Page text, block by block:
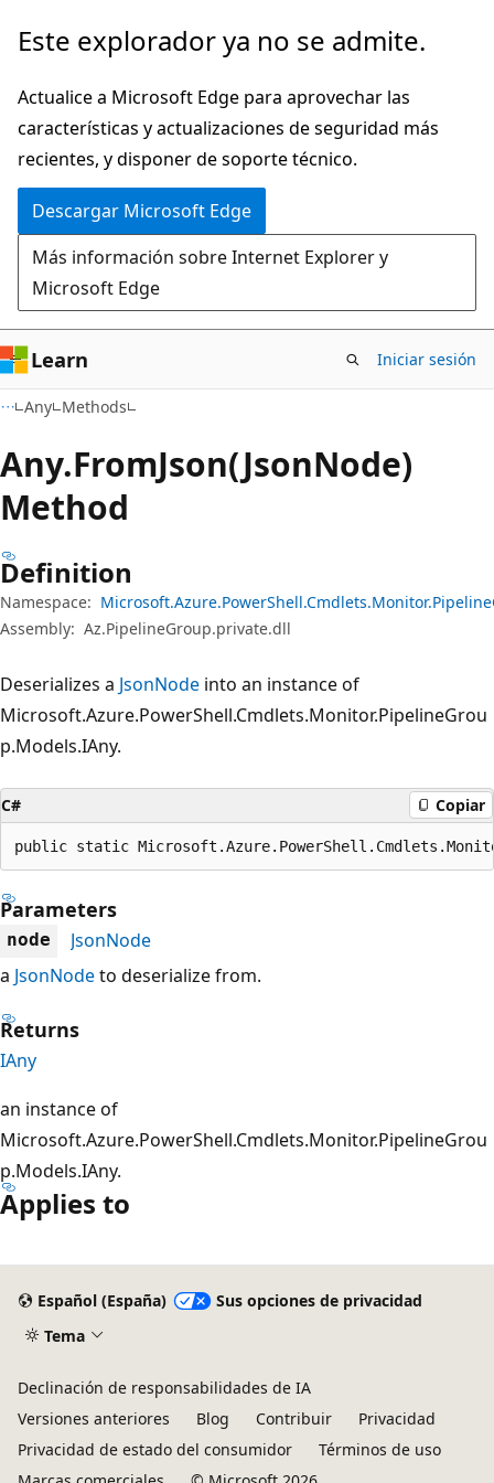
Ir
contenido
principal
Ir
la
navegación
en
la
página
Este explorador ya no se admite.
Actualice a Microsoft Edge para aprovechar las
características y actualizaciones de seguridad más
recientes, y disponer de soporte técnico.
Descargar Microsoft Edge
Más información sobre Internet Explorer y
Microsoft Edge
Learn Iniciar sesión
Any Methods
Any.FromJson(JsonNode)
Method
Definition
Namespace:
Assembly: Az.PipelineGroup.private.dll
Deserializes a JsonNode into an instance of
Microsoft.Azure.PowerShell.Cmdlets.Monitor.PipelineGrou
p.Models.IAny.
C# Copiar
public static
Parameters
node
JsonNode
a JsonNodeto deserialize from.
Returns
IAny
an instance of
Microsoft.Azure.PowerShell.Cmdlets.Monitor.PipelineGrou
p.Models.IAny.
Applies to
Español (España)
Sus opciones de privacidad
Tema
Declinación de responsabilidades de IA
Versiones anteriores
Blog Contribuir
Privacidad
Privacidad de estado del consumidor
Términos de uso